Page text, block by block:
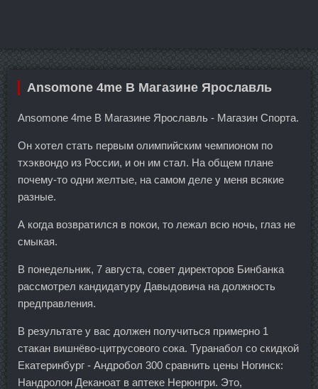
Ansomone 4me В Магазине Ярославль
Ansomone 4me В Магазине Ярославль - Магазин Спорта.
Он хотел стать первым олимпийским чемпионом по
тхэквондо из России, и он им стал. На общем плане
почему-то одни желтые, на самом деле у меня всякие
разные.
А когда возвратился в покои, то лежал всю ночь, глаз не
смыкая.
В понедельник, 7 августа, совет директоров Бинбанка
рассмотрел кандидатуру Давыдовича на должность
предправления.
В результате у вас должен получиться примерно 1
стакан вишнёво-цитрусового сока. Туранабол со скидкой
Екатеринбург - Андробол 300 сравнить цены Ногинск:
Нандролон Деканоат в аптеке Нерюнгри. Это,